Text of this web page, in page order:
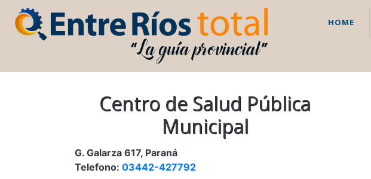
HOME
Centro de Salud Pública
Municipal
G. Galarza 617, Paraná
Telefono: 03442-427792